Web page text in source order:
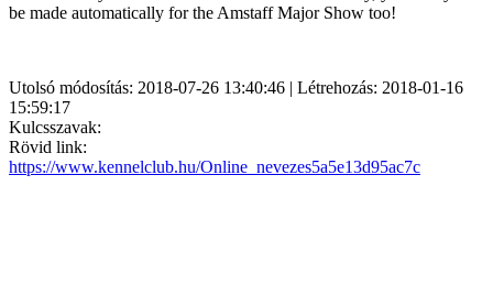
be made automatically for the Amstaff Major Show too!
Utolsó módosítás: 2018-07-26 13:40:46 | Létrehozás: 2018-01-16
15:59:17
Kulcsszavak:
Rövid link:
https://www.kennelclub.hu/Online_nevezes5a5e13d95ac7c